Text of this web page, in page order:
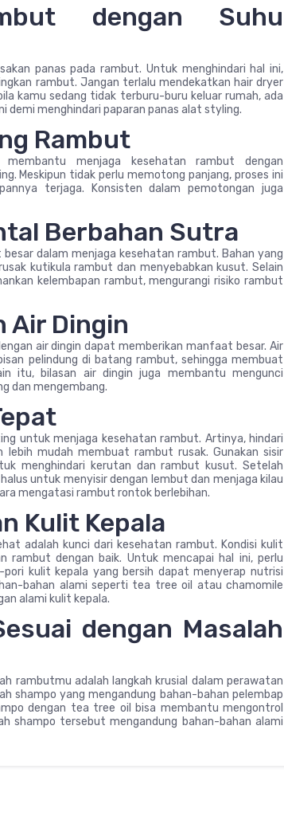
dengan Suhu
panas pada rambut. Untuk menghindari hal ini,
rambut. Jangan terlalu mendekatkan hair dryer
kamu sedang tidak terburu-buru keluar rumah, ada
demi menghindari paparan panas alat styling.
Rambut
menjaga kesehatan rambut dengan
Meskipun tidak perlu memotong panjang, proses ini
terjaga. Konsisten dalam pemotongan juga
Berbahan Sutra
dalam menjaga kesehatan rambut. Bahan yang
kutikula rambut dan menyebabkan kusut. Selain
kelembapan rambut, mengurangi risiko rambut
Air Dingin
air dingin dapat memberikan manfaat besar. Air
pelindung di batang rambut, sehingga membuat
itu, bilasan air dingin juga membantu mengunci
dan mengembang.
untuk menjaga kesehatan rambut. Artinya, hindari
mudah membuat rambut rusak. Gunakan sisir
menghindari kerutan dan rambut kusut. Setelah
untuk menyisir dengan lembut dan menjaga kilau
mengatasi rambut rontok berlebihan.
Kulit Kepala
adalah kunci dari kesehatan rambut. Kondisi kulit
rambut dengan baik. Untuk mencapai hal ini, perlu
kulit kepala yang bersih dapat menyerap nutrisi
bahan alami seperti tea tree oil atau chamomile
alami kulit kepala.
dengan Masalah
rambutmu adalah langkah krusial dalam perawatan
shampo yang mengandung bahan-bahan pelembap
dengan tea tree oil bisa membantu mengontrol
shampo tersebut mengandung bahan-bahan alami